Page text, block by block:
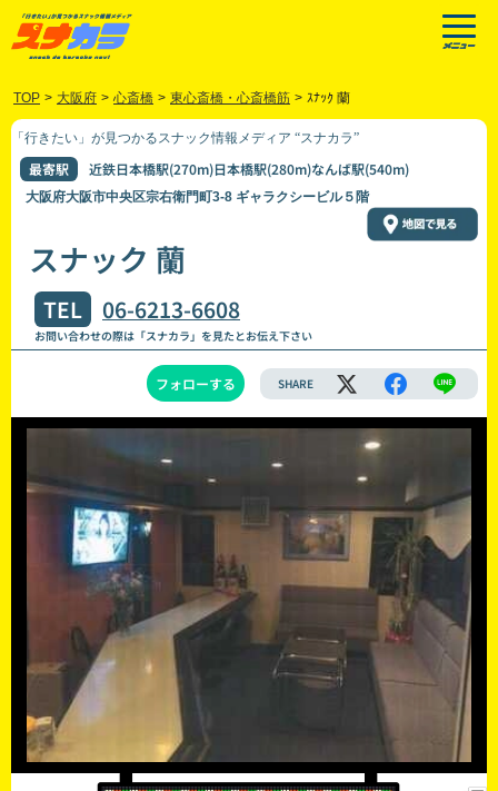
TOP > 大阪府 > 心斎橋 > 東心斎橋・心斎橋筋 > ｽﾅｯｸ 蘭
「行きたい」が見つかるスナック情報メディア “スナカラ”
最寄駅 近鉄日本橋駅(270m)日本橋駅(280m)なんば駅(540m)
大阪府大阪市中央区宗右衛門町3-8 ギャラクシービル５階
スナック 蘭
TEL 06-6213-6608
お問い合わせの際は「スナカラ」を見たとお伝え下さい
フォローする SHARE